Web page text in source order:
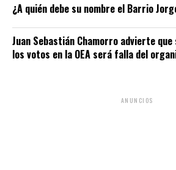
¿A quién debe su nombre el Barrio
Juan Sebastián Chamorro advierte
los votos en la OEA será falla del
ANUNCIOS